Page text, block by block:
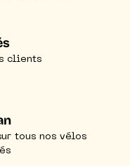
clients
tous nos vélos